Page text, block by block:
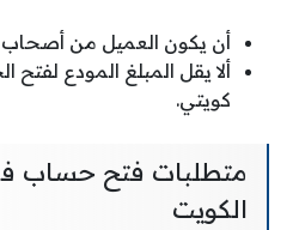
أن يكون العميل من
كويتي.
متطلبات فتح حساب
الكويت